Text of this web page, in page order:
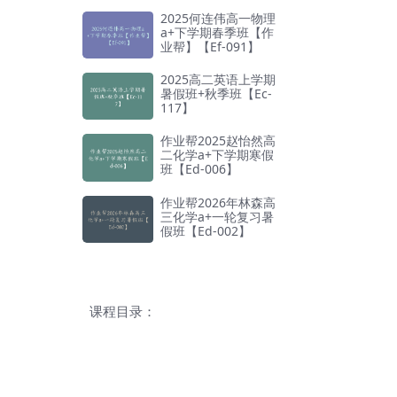
2025何连伟高一物理
a+下学期春季班【作
业帮】【Ef-091】
2025高二英语上学期
暑假班+秋季班【Ec-
117】
作业帮2025赵怡然高
二化学a+下学期寒假
班【Ed-006】
作业帮2026年林森高
三化学a+一轮复习暑
假班【Ed-002】
课程目录：